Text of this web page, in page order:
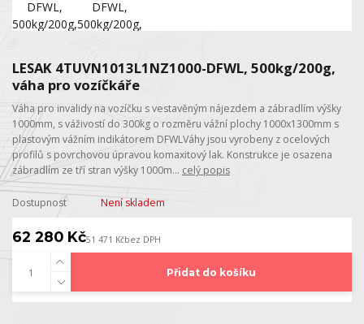
LESAK 4TUVN1013L1NZ1000-DFWL, 500kg/200g,
váha pro vozíčkáře
Váha pro invalidy na vozíčku s vestavěným nájezdem a zábradlím výšky
1000mm, s váživostí do 300kg o rozměru vážní plochy 1000x1300mm s
plastovým vážním indikátorem DFWLVáhy jsou vyrobeny z ocelových
profilů s povrchovou úpravou komaxitový lak. Konstrukce je osazena
zábradlím ze tří stran výšky 1000m... celý popis
Dostupnost Není skladem
62 280 Kč51 471 Kčbez DPH
Přidat do košíku